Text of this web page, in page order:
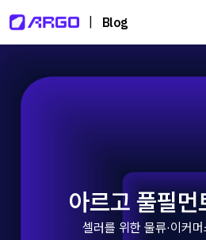
Blog
아르고 풀필먼
셀러를 위한 물류·이커